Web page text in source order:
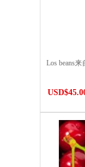
Los beans